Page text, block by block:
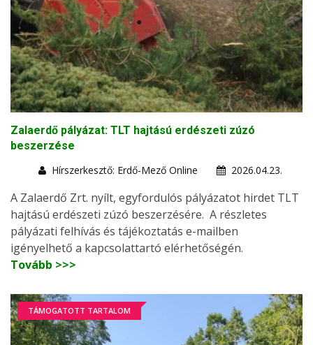
Zalaerdő pályázat: TLT hajtású erdészeti zúzó
beszerzése
Hírszerkesztő: Erdő-Mező Online
2026.04.23.
A Zalaerdő Zrt. nyílt, egyfordulós pályázatot hirdet TLT
hajtású erdészeti zúzó beszerzésére. A részletes
pályázati felhívás és tájékoztatás e-mailben
igényelhető a kapcsolattartó elérhetőségén.
Tovább >>>
TÁMOGATOTT TARTALOM